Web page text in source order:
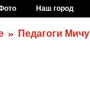
Наш город
Педагоги